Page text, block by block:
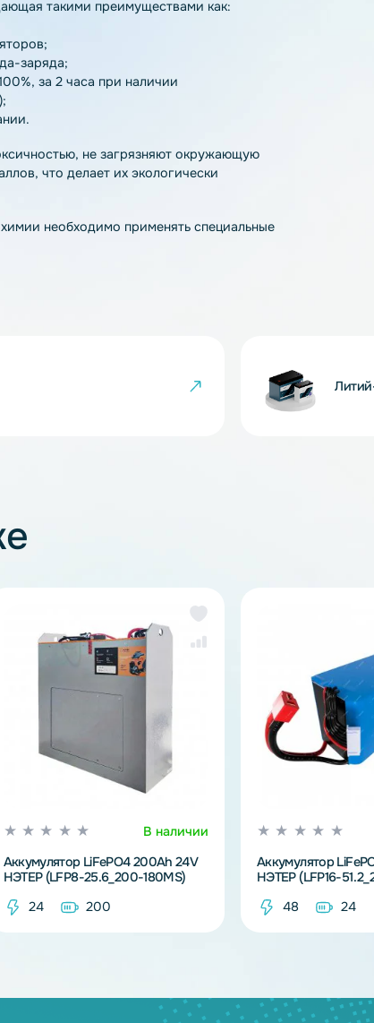
из точно сбалансированных ячеек с
и надежной эксплуатации они оснащены
IP65, стабильны по термическим и химическим
токов нагрузки в аккумуляторах
нескольких вариантов плат BMS.
такими преимуществами как:
заряда;
типа химии необходимо применять специальные